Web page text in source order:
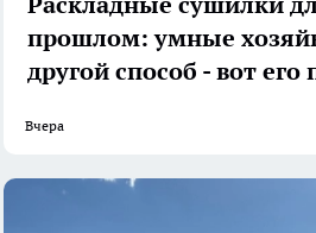
прошлом: умные
другой способ - вот
Вчера